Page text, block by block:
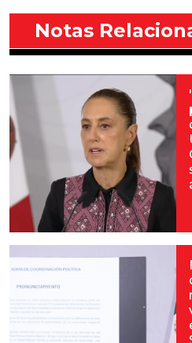
Notas